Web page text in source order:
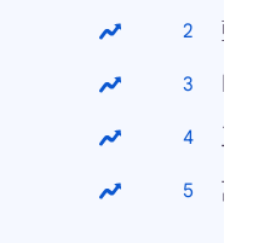
藍
王
萬